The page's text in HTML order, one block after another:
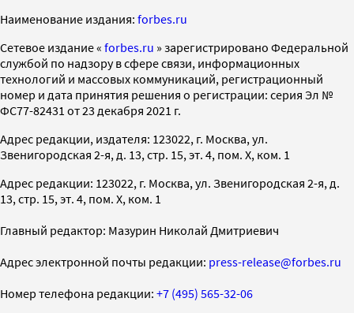
Наименование издания: forbes.ru
Cетевое издание « forbes.ru » зарегистрировано Федеральной
службой по надзору в сфере связи, информационных
технологий и массовых коммуникаций, регистрационный
номер и дата принятия решения о регистрации: серия Эл №
ФС77-82431 от 23 декабря 2021 г.
Адрес редакции, издателя: 123022, г. Москва, ул.
Звенигородская 2-я, д. 13, стр. 15, эт. 4, пом. X, ком. 1
Адрес редакции: 123022, г. Москва, ул. Звенигородская 2-я, д.
13, стр. 15, эт. 4, пом. X, ком. 1
Главный редактор: Мазурин Николай Дмитриевич
Адрес электронной почты редакции: press-release@forbes.ru
Номер телефона редакции: +7 (495) 565-32-06